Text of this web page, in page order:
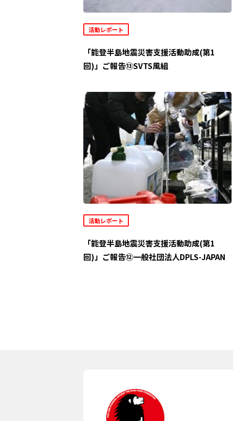
活動レポート
「能登半島地震災害支援活動助成(第1
回)」ご報告⑬SVTS風組
活動レポート
「能登半島地震災害支援活動助成(第1
回)」ご報告⑫一般社団法人DPLS-JAPAN